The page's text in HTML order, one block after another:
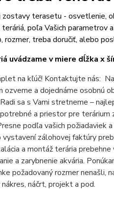
terasetu - osvetlenie,
poľa Vašich
rozmer, treba doručiť, alebo
uvádzame v miere dĺžka x
na kľúč! Kontaktujte nás:
ozveme a dojednáme osobnú
sa s Vami stretneme –
a priestor pre terárium
podľa vašich požiadaviek
vystavení zálohovej faktúry
a montáž terária
a zarybnenie akvária.
požadovaný rozmer nenašli,
náčrt, projekt a pod.